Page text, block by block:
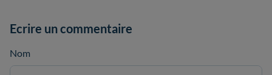
Ecrire un commentaire
Nom